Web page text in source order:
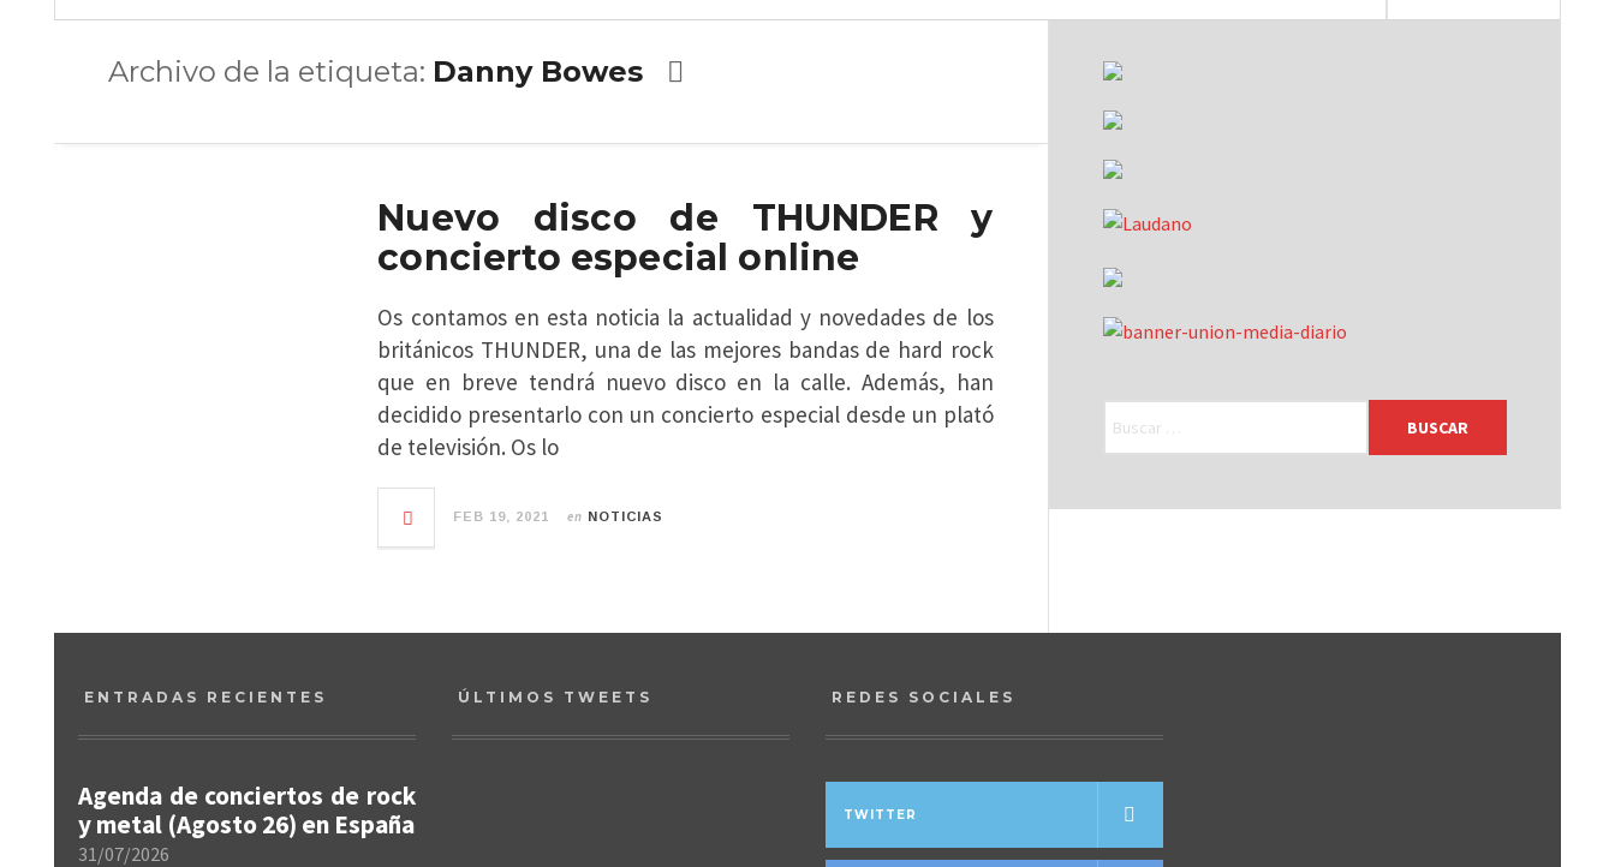
Archivo de la etiqueta: Danny Bowes
Nuevo disco de THUNDER y
concierto especial online
Os contamos en esta noticia la actualidad y novedades de los
británicos THUNDER, una de las mejores bandas de hard rock
que en breve tendrá nuevo disco en la calle. Además, han
decidido presentarlo con un concierto especial desde un plató
de televisión. Os lo
FEB 19, 2021 en NOTICIAS
ENTRADAS RECIENTES
Agenda de conciertos de rock
y metal (Agosto 26) en España
31/07/2026
ÚLTIMOS TWEETS REDES SOCIALES
TWITTER